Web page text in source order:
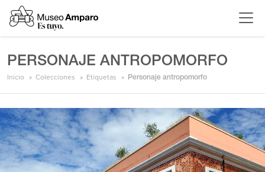
PERSONAJE ANTROPOMORFO
Inicio Colecciones Etiquetas Personaje antropomorfo